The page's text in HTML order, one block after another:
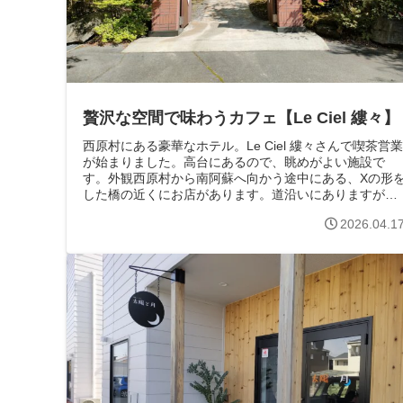
贅沢な空間で味わうカフェ【Le Ciel 縷々】
西原村にある豪華なホテル。Le Ciel 縷々さんで喫茶営業
が始まりました。高台にあるので、眺めがよい施設で
す。外観西原村から南阿蘇へ向かう途中にある、Xの形
した橋の近くにお店があります。道沿いにありますが、